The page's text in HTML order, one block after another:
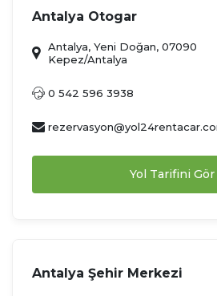
Antalya Otogar
Antalya, Yeni Doğan, 07090
Kepez/Antalya
0 542 596 3938
Yol Tarifini Gör
Antalya Şehir Merkezi